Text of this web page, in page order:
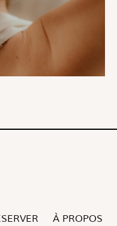
À PROPOS